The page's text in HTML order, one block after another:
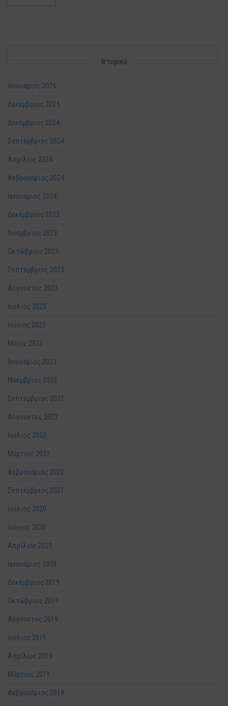
Ιστορικό
Ιανουάριος 2026
Δεκέμβριος 2025
Δεκέμβριος 2024
Σεπτέμβριος 2024
Απρίλιος 2024
Φεβρουάριος 2024
Ιανουάριος 2024
Δεκέμβριος 2023
Νοέμβριος 2023
Οκτώβριος 2023
Σεπτέμβριος 2023
Αύγουστος 2023
Ιούλιος 2023
Ιούνιος 2023
Μάιος 2023
Ιανουάριος 2023
Νοέμβριος 2022
Σεπτέμβριος 2022
Αύγουστος 2022
Ιούλιος 2022
Μάρτιος 2022
Φεβρουάριος 2022
Σεπτέμβριος 2021
Ιούλιος 2020
Ιούνιος 2020
Απρίλιος 2020
Ιανουάριος 2020
Δεκέμβριος 2019
Οκτώβριος 2019
Αύγουστος 2019
Ιούλιος 2019
Απρίλιος 2019
Μάρτιος 2019
Φεβρουάριος 2019